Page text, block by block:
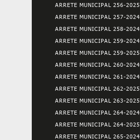
ARRETE MUNICIPAL 256-2025
ARRETE MUNICIPAL 257-2024
ARRETE MUNICIPAL 258-2024
ARRETE MUNICIPAL 259-2024
ARRETE MUNICIPAL 259-2025
ARRETE MUNICIPAL 260-2024
ARRETE MUNICIPAL 261-2024
ARRETE MUNICIPAL 262-2025
ARRETE MUNICIPAL 263-2025
ARRETE MUNICIPAL 264-2024
ARRETE MUNICIPAL 264-2025
ARRETE MUNICIPAL 265-2024